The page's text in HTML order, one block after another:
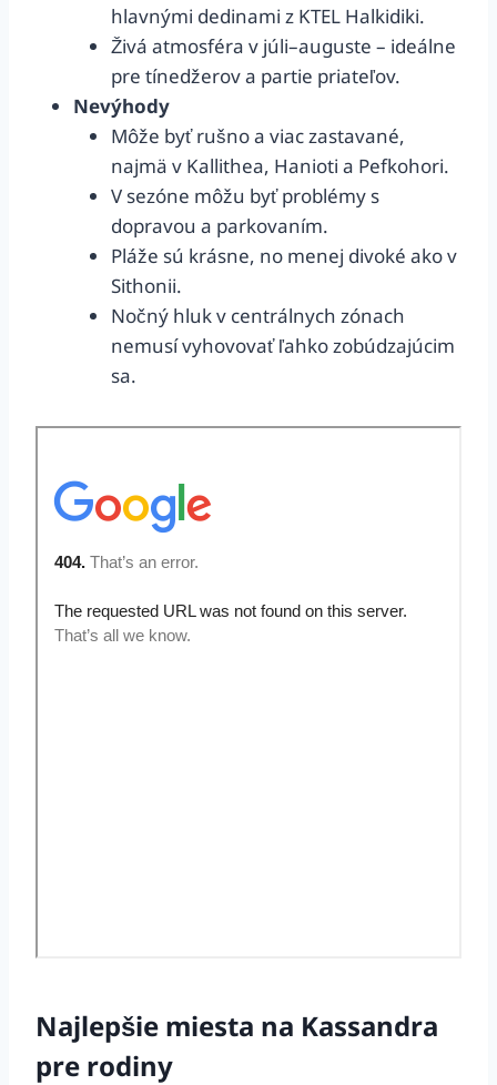
hlavnými dedinami z KTEL Halkidiki.
Živá atmosféra v júli–auguste – ideálne
pre tínedžerov a partie priateľov.
Nevýhody
Môže byť rušno a viac zastavané,
najmä v Kallithea, Hanioti a Pefkohori.
V sezóne môžu byť problémy s
dopravou a parkovaním.
Pláže sú krásne, no menej divoké ako v
Sithonii.
Nočný hluk v centrálnych zónach
nemusí vyhovovať ľahko zobúdzajúcim
sa.
Najlepšie miesta na Kassandra
pre rodiny